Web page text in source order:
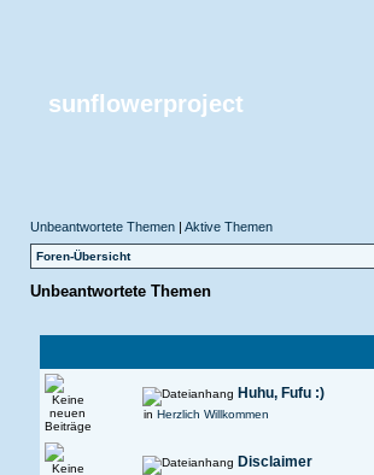
sunflowerproject
Unbeantwortete Themen| Aktive Themen
Foren-Übersicht
Unbeantwortete Themen
Huhu, Fufu :)
in Herzlich Willkommen
Disclaimer